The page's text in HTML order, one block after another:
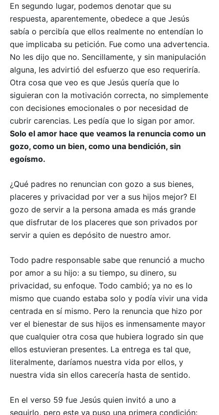
En segundo lugar, podemos denotar que su
respuesta, aparentemente, obedece a que Jesús
sabía o percibía que ellos realmente no entendían lo
que implicaba su petición. Fue como una advertencia.
No les dijo que no. Sencillamente, y sin manipulación
alguna, les advirtió del esfuerzo que eso requeriría.
Otra cosa que veo es que Jesús quería que lo
siguieran con la motivación correcta, no simplemente
con decisiones emocionales o por necesidad de
cubrir carencias. Les pedía que lo sigan por amor.
Solo el amor hace que veamos la renuncia como un
gozo, como un bien, como una bendición, sin
egoísmo.
¿Qué padres no renuncian con gozo a sus bienes,
placeres y privacidad por ver a sus hijos mejor? El
gozo de servir a la persona amada es más grande
que disfrutar de los placeres que son privados por
servir a quien es depósito de nuestro amor.
Todo padre responsable sabe que renunció a mucho
por amor a su hijo: a su tiempo, su dinero, su
privacidad, su enfoque. Todo cambió; ya no es lo
mismo que cuando estaba solo y podía vivir una vida
centrada en sí mismo. Pero la renuncia que hizo por
ver el bienestar de sus hijos es inmensamente mayor
que cualquier otra cosa que hubiera logrado sin que
ellos estuvieran presentes. La entrega es tal que,
literalmente, daríamos nuestra vida por ellos, y
nuestra vida sin ellos carecería hasta de sentido.
En el verso 59 fue Jesús quien invitó a uno a
seguirlo, pero este ya puso una primera condición: